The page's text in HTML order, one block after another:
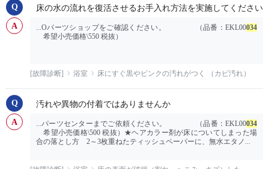
床の水の流れを復活させるお手入れ方法を実施してください
...Oパーツショップをご確認ください。 （品番：EKL00034
希望小売価格\550 税抜）
[故障診断] 浴室 床にすぐ黒やピンクの汚れがつく （カビ汚れ）
汚れや異物の付着ではありませんか
...パーツセンターまでご依頼ください。 （品番：EKL00034
希望小売価格\500 税抜）★ヘアカラー剤が床についてしまった場
合の落とし方 2～3枚重ねたティッシュペーパーに、無水エタノ...